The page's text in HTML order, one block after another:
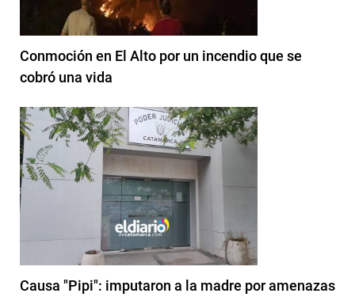
Conmoción en El Alto por un incendio que se
cobró una vida
Causa "Pipi": imputaron a la madre por amenazas